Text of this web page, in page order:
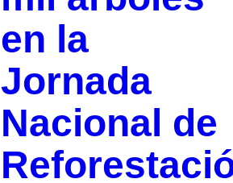
en la
Jornada
Nacional de